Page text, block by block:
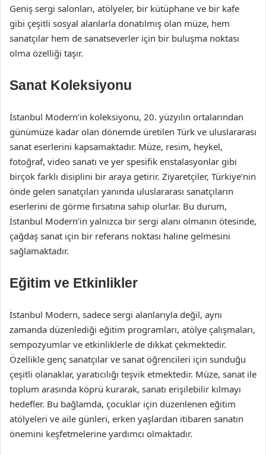
Geniş sergi salonları, atölyeler, bir kütüphane ve bir kafe
gibi çeşitli sosyal alanlarla donatılmış olan müze, hem
sanatçılar hem de sanatseverler için bir buluşma noktası
olma özelliği taşır.
Sanat Koleksiyonu
İstanbul Modern’in koleksiyonu, 20. yüzyılın ortalarından
günümüze kadar olan dönemde üretilen Türk ve uluslararası
sanat eserlerini kapsamaktadır. Müze, resim, heykel,
fotoğraf, video sanatı ve yer spesifik enstalasyonlar gibi
birçok farklı disiplini bir araya getirir. Ziyaretçiler, Türkiye’nin
önde gelen sanatçıları yanında uluslararası sanatçıların
eserlerini de görme fırsatına sahip olurlar. Bu durum,
İstanbul Modern’in yalnızca bir sergi alanı olmanın ötesinde,
çağdaş sanat için bir referans noktası haline gelmesini
sağlamaktadır.
Eğitim ve Etkinlikler
İstanbul Modern, sadece sergi alanlarıyla değil, aynı
zamanda düzenlediği eğitim programları, atölye çalışmaları,
sempozyumlar ve etkinliklerle de dikkat çekmektedir.
Özellikle genç sanatçılar ve sanat öğrencileri için sunduğu
çeşitli olanaklar, yaratıcılığı teşvik etmektedir. Müze, sanat ile
toplum arasında köprü kurarak, sanatı erişilebilir kılmayı
hedefler. Bu bağlamda, çocuklar için düzenlenen eğitim
atölyeleri ve aile günleri, erken yaşlardan itibaren sanatın
önemini keşfetmelerine yardımcı olmaktadır.